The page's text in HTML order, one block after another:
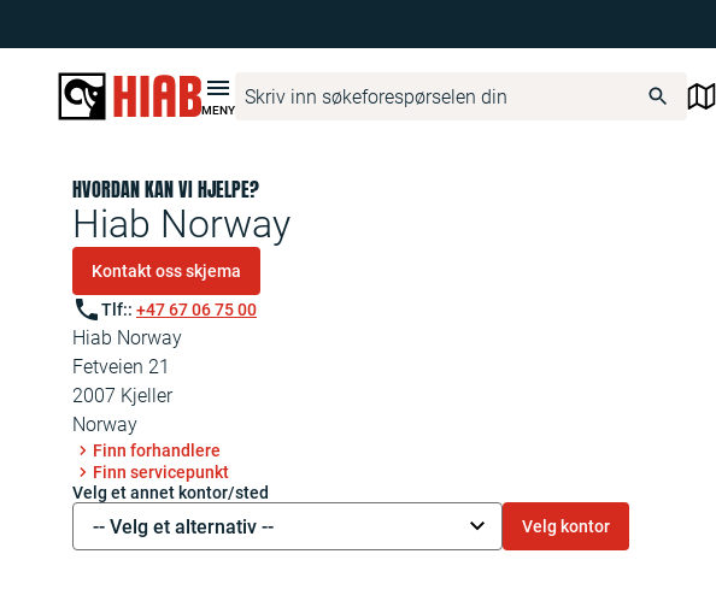
MENY
Hiab Norge Hiab Norway
HVORDAN KAN VI HJELPE?
Hiab Norway
Kontakt oss skjema
Tlf:: +47 67 06 75 00
Hiab Norway
Fetveien 21
2007 Kjeller
Norway
Finn forhandlere
Finn servicepunkt
Velg et annet kontor/sted
-- Velg et alternativ -- Velg kontor